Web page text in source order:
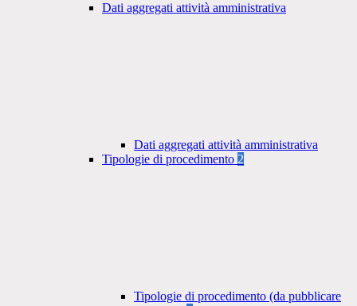
Dati aggregati attività amministrativa
Dati aggregati attività amministrativa
Tipologie di procedimento 2
Tipologie di procedimento (da pubblicare